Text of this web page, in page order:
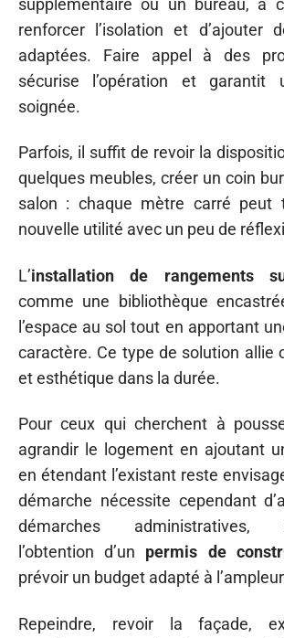
renforcer l’isolation et d’ajouter
adaptées. Faire appel à des
sécurise l’opération et garantit
soignée.
Parfois, il suffit de revoir la
quelques meubles, créer un coin
salon : chaque mètre carré peut
nouvelle utilité avec un peu de
L’installation de rangements
comme une bibliothèque
l’espace au sol tout en apportant
caractère. Ce type de solution allie
et esthétique dans la durée.
Pour ceux qui cherchent à
agrandir le logement en ajoutant
en étendant l’existant reste
démarche nécessite cependant
démarches administratives,
l’obtention d’un permis de
prévoir un budget adapté à
Repeindre, revoir la façade,